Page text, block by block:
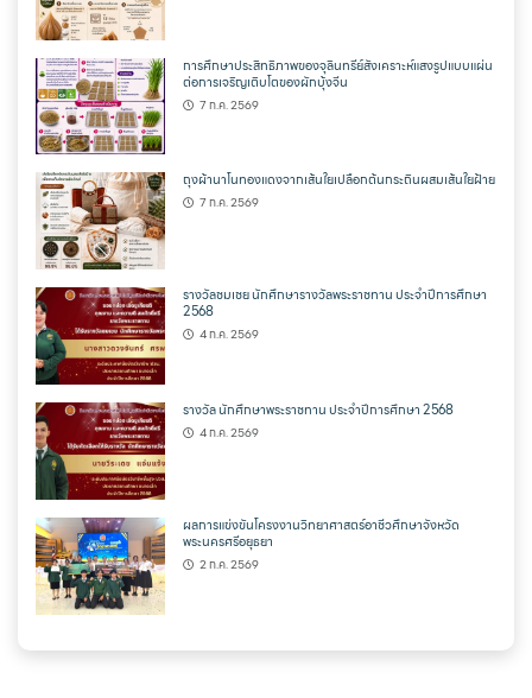
การศึกษาประสิทธิภาพของจุลินทรีย์สังเคราะห์แสงรูปแบบแผ่น
ต่อการเจริญเติบโตของผักบุ้งจีน
7 ก.ค. 2569
ถุงผ้านาโนทองแดงจากเส้นใยเปลือกต้นกระถินผสมเส้นใยฝ้าย
7 ก.ค. 2569
รางวัลชมเชย นักศึกษารางวัลพระราชทาน ประจำปีการศึกษา
2568
4 ก.ค. 2569
รางวัล นักศึกษาพระราชทาน ประจำปีการศึกษา 2568
4 ก.ค. 2569
ผลการแข่งขันโครงงานวิทยาศาสตร์อาชีวศึกษาจังหวัด
พระนครศรีอยุธยา
2 ก.ค. 2569